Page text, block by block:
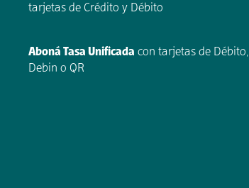
tarjetas de Crédito y Débito
Aboná Tasa Unificada con tarjetas de Débito,
Debin o QR